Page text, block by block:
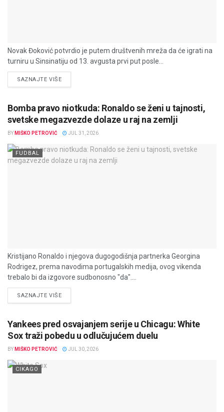
Novak Đoković potvrdio je putem društvenih mreža da će igrati na
turniru u Sinsinatiju od 13. avgusta prvi put posle...
SAZNAJTE VIŠEDETAILS
Bomba pravo niotkuda: Ronaldo se ženi u tajnosti,
svetske megazvezde dolaze u raj na zemlji
BY MIŠKO PETROVIĆ JUL 31, 2026
FUDBAL
Kristijano Ronaldo i njegova dugogodišnja partnerka Georgina
Rodrigez, prema navodima portugalskih medija, ovog vikenda
trebalo bi da izgovore sudbonosno "da"....
SAZNAJTE VIŠEDETAILS
Yankees pred osvajanjem serije u Chicagu: White
Sox traži pobedu u odlučujućem duelu
BY MIŠKO PETROVIĆ JUL 30, 2026
CIKAGO